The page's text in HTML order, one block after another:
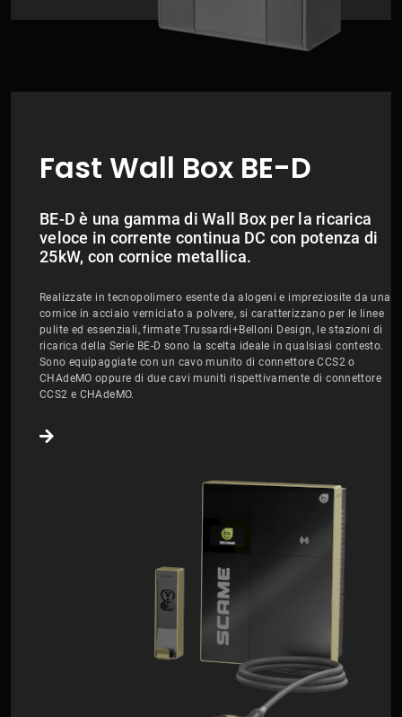
Fast Wall Box BE-D
BE-D è una gamma di Wall Box per la ricarica
veloce in corrente continua DC con potenza di
25kW, con cornice metallica.
Realizzate in tecnopolimero esente da alogeni e impreziosite da una
cornice in acciaio verniciato a polvere, si caratterizzano per le linee
pulite ed essenziali, firmate Trussardi+Belloni Design, le stazioni di
ricarica della Serie BE-D sono la scelta ideale in qualsiasi contesto.
Sono equipaggiate con un cavo munito di connettore CCS2 o
CHAdeMO oppure di due cavi muniti rispettivamente di connettore
CCS2 e CHAdeMO.